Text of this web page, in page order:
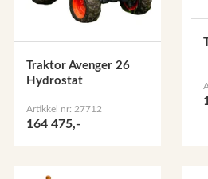
Traktor Avenger 26
Hydrostat
Artikkel nr: 27712
164 475,-